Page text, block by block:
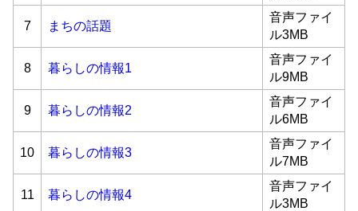
7 まちの話題
音声ファイ
ル3MB
8 暮らしの情報1
音声ファイ
ル9MB
9 暮らしの情報2
音声ファイ
ル6MB
10 暮らしの情報3
音声ファイ
ル7MB
11 暮らしの情報4
音声ファイ
ル3MB